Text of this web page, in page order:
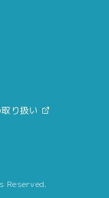
り扱い
Reserved.